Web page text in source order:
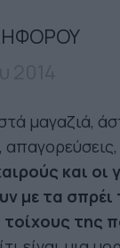
μαγαζιά,
απαγορεύσεις,
και οι
με τα σπρέι
της